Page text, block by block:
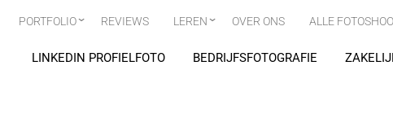
PORTFOLIO REVIEWS LEREN OVER ONS ALLE
LINKEDIN PROFIELFOTO BEDRIJFSFOTOGRAFIE